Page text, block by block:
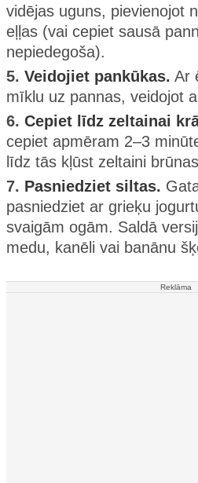
vidējas uguns, pievienojot
eļļas (vai cepiet sausā
nepiedegoša).
5. Veidojiet pankūkas. Ar
mīklu uz pannas, veidojot
6. Cepiet līdz zeltainai
cepiet apmēram 2–3
līdz tās kļūst zeltaini
7. Pasniedziet siltas.
pasniedziet ar grieķu
svaigām ogām. Saldā
medu, kanēli vai banānu
Reklāma